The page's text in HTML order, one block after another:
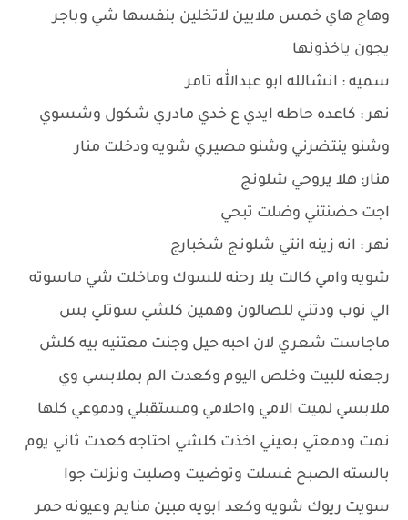
وهاج هاي خمس ملايين لاتخلين بنفسها شي وباجر
يجون ياخذونها
سميه : انشالله ابو عبدالله تامر
نهر : كاعده حاطه ايدي ع خدي مادري شكول وشسوي
وشنو ينتضرني وشنو مصيري شويه ودخلت منار
منار: هلا يروحي شلونج
اجت حضنتني وضلت تبحي
نهر : انه زينه انتي شلونج شخبارج
شويه وامي كالت يلا رحنه للسوك وماخلت شي ماسوته
الي نوب ودتني للصالون وهمين كلشي سوتلي بس
ماجاست شعري لان احبه حيل وجنت معتنيه بيه كلش
رجعنه للبيت وخلص اليوم وكعدت الم بملابسي وي
ملابسي لميت الامي واحلامي ومستقبلي ودموعي كلها
نمت ودمعتي بعيني اخذت كلشي احتاجه كعدت ثاني يوم
بالسته الصبح غسلت وتوضيت وصليت ونزلت جوا
سويت ريوك شويه وكعد ابويه مبين منايم وعيونه حمر